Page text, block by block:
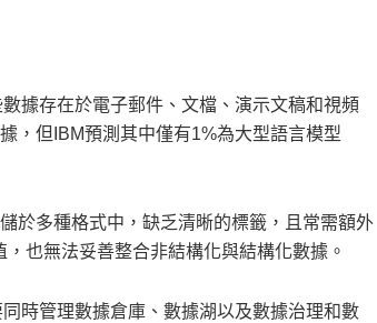
據存在於電子郵件、文檔、演示文稿和視頻
，但IBM預測其中僅有1%為大型語言模型
於多種格式中，缺乏清晰的標籤，且常需額外
也無法妥善整合非結構化與結構化數據。
時管理數據倉庫、數據湖以及數據治理和數